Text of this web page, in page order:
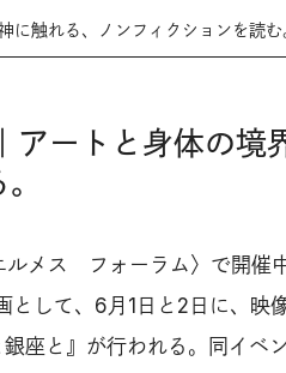
に触れる、ノンフィクションを読む
アートと身体の境
ルメス フォーラム〉で開催
として、6月1日と2日に、映
銀座と』が行われる。同イベ